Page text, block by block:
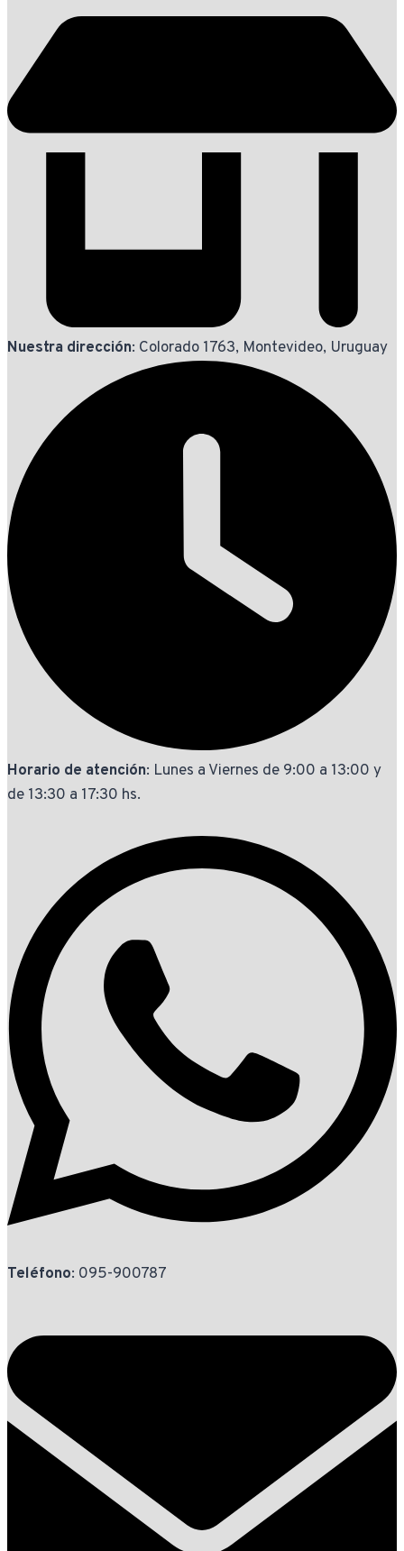
Nuestra dirección: Colorado 1763, Montevideo, Uruguay
Horario de atención: Lunes a Viernes de 9:00 a 13:00 y
de 13:30 a 17:30 hs.
Teléfono: 095-900787